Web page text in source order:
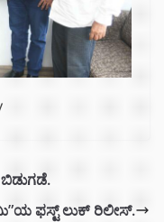
ಬಿಡುಗಡೆ.
ಫಸ್ಟ್ ಲುಕ್ ರಿಲೀಸ್.